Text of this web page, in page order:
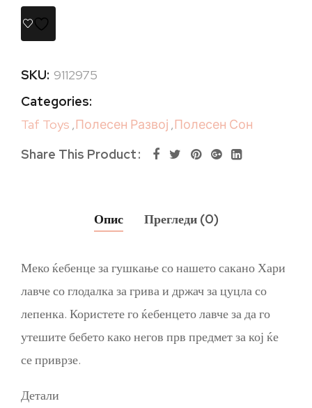
SKU: 9112975
Categories:
Taf Toys ,Полесен Развој ,Полесен Сон
Share This Product
Опис Прегледи (0)
Меко ќебенце за гушкање со нашето сакано Хари
лавче со глодалка за грива и држач за цуцла со
лепенка. Користете го ќебенцето лавче за да го
утешите бебето како негов прв предмет за кој ќе
се приврзе.
Детали